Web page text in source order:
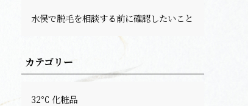
水俣で脱毛を相談する前に確認したいこと
カテゴリー
32℃ 化粧品